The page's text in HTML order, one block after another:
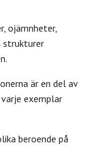
ojämnheter,
strukturer
är en del av
exemplar
beroende på